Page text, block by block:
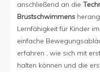
anschließend an die
Brustschwimmens
Lernfähigkeit für Kinder
einfache
erfahren , wie sich mit
halten können und die